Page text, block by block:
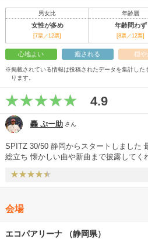
男女比 年齢層
女性が多め 年齢問わず
[7票／12票] [8票／12票]
心地よい 癒される 穏や
※掲載されている情報は投稿されたデータを集計した
ります。
4.9
轟 ぷー助 さん
SPITZ 30/50 静岡からスタートしました 最初から最後まで皆さん、
総立ち 懐かしい曲や新曲まで披露してく
のステージでした(^o^)/ MCは相変わら
ん、LEDのバッチをつけて応援してたけ
てつけて観戦しましょう^_^
会場
エコパアリーナ （静岡県）